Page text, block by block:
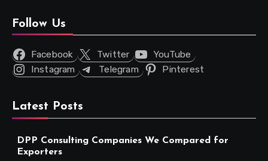
Follow Us
Facebook Twitter
YouTube
Instagram
Telegram Pinterest
Latest Posts
DPP Consulting Companies We Compared for
Exporters